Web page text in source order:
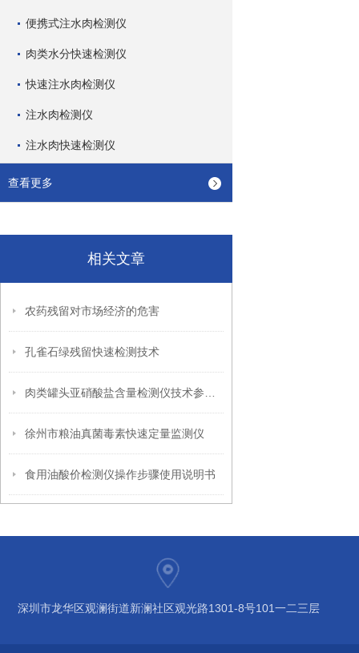
便携式注水肉检测仪
肉类水分快速检测仪
快速注水肉检测仪
注水肉检测仪
注水肉快速检测仪
查看更多
相关文章
农药残留对市场经济的危害
孔雀石绿残留快速检测技术
徐州市粮油真菌毒素快速定量监测仪
食用油酸价检测仪操作步骤使用说明书
深圳市龙华区观澜街道新澜社区观光路1301-8号101一二三层